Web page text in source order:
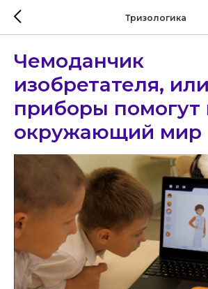
Тризологика
Чемоданчик
изобретателя,
приборы помогут
окружающий мир